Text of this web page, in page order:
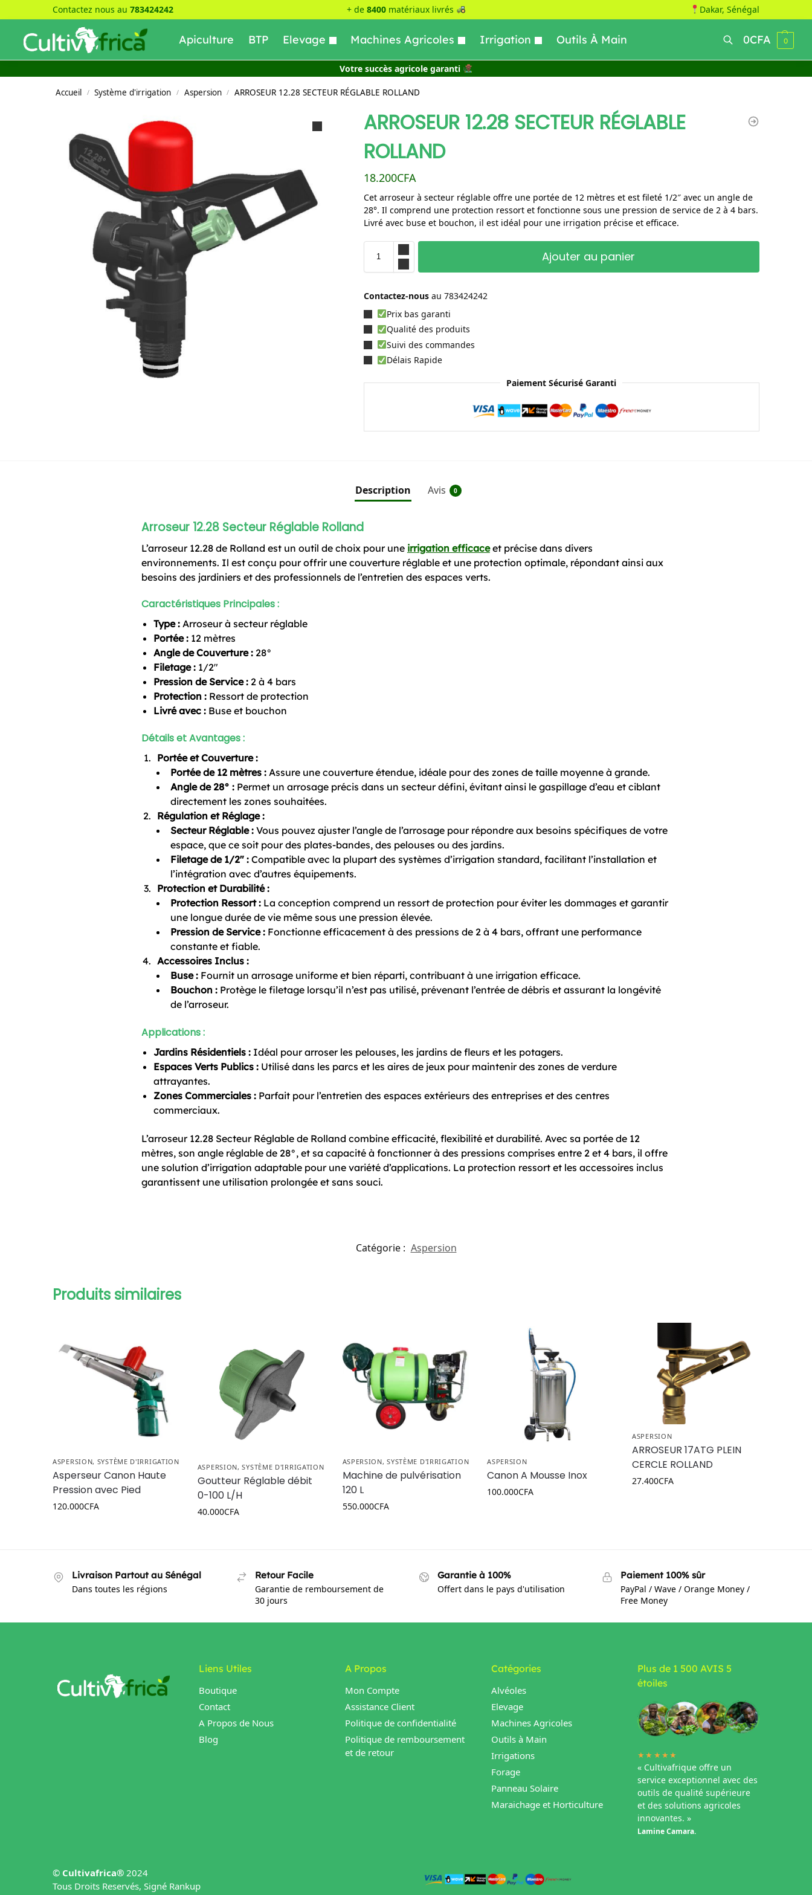
Contactez nous au 783424242 + de 8400matériaux livrés Dakar, Sénégal
Apiculture BTP Elevage Machines Agricoles Irrigation Outils À Main
Recherche
Recherche
0CFA 0
Votre succès agricole garanti
Accueil / Système d'irrigation / Aspersion / ARROSEUR 12.28 SECTEUR RÉGLABLE ROLLAND
ARROSEUR 12.28 SECTEUR RÉGLABLE
ROLLAND
18.200CFA
Cet arroseur à secteur réglable offre une portée de 12 mètres et est fileté 1/2″ avec un angle de
28°. Il comprend une protection ressort et fonctionne sous une pression de service de 2 à 4 bars.
Livré avec buse et bouchon, il est idéal pour une irrigation précise et efficace.
Ajouter au panier
Contactez-nous au 783424242
Prix bas garanti
Qualité des produits
Suivi des commandes
Délais Rapide
Paiement Sécurisé Garanti
Description Avis 0
Arroseur 12.28 Secteur Réglable Rolland
L’arroseur 12.28 de Rolland est un outil de choix pour une irrigation efficaceet précise dans divers
environnements. Il est conçu pour offrir une couverture réglable et une protection optimale, répondant ainsi aux
besoins des jardiniers et des professionnels de l’entretien des espaces verts.
Caractéristiques Principales :
Type :Arroseur à secteur réglable
Portée :12 mètres
Angle de Couverture :28°
Filetage :1/2″
Pression de Service :2 à 4 bars
Protection :Ressort de protection
Livré avec :Buse et bouchon
Détails et Avantages :
Portée et Couverture :
Portée de 12 mètres :Assure une couverture étendue, idéale pour des zones de taille moyenne à grande.
Angle de 28° :Permet un arrosage précis dans un secteur défini, évitant ainsi le gaspillage d’eau et ciblant
directement les zones souhaitées.
Régulation et Réglage :
Secteur Réglable :Vous pouvez ajuster l’angle de l’arrosage pour répondre aux besoins spécifiques de votre
espace, que ce soit pour des plates-bandes, des pelouses ou des jardins.
Filetage de 1/2″ :Compatible avec la plupart des systèmes d’irrigation standard, facilitant l’installation et
l’intégration avec d’autres équipements.
Protection et Durabilité :
Protection Ressort :La conception comprend un ressort de protection pour éviter les dommages et garantir
une longue durée de vie même sous une pression élevée.
Pression de Service :Fonctionne efficacement à des pressions de 2 à 4 bars, offrant une performance
constante et fiable.
Accessoires Inclus :
Buse :Fournit un arrosage uniforme et bien réparti, contribuant à une irrigation efficace.
Bouchon :Protège le filetage lorsqu’il n’est pas utilisé, prévenant l’entrée de débris et assurant la longévité
de l’arroseur.
Applications :
Jardins Résidentiels :Idéal pour arroser les pelouses, les jardins de fleurs et les potagers.
Espaces Verts Publics :Utilisé dans les parcs et les aires de jeux pour maintenir des zones de verdure
attrayantes.
Zones Commerciales :Parfait pour l’entretien des espaces extérieurs des entreprises et des centres
commerciaux.
L’arroseur 12.28 Secteur Réglable de Rolland combine efficacité, flexibilité et durabilité. Avec sa portée de 12
mètres, son angle réglable de 28°, et sa capacité à fonctionner à des pressions comprises entre 2 et 4 bars, il offre
une solution d’irrigation adaptable pour une variété d’applications. La protection ressort et les accessoires inclus
garantissent une utilisation prolongée et sans souci.
Catégorie : Aspersion
Produits similaires
ASPERSION, SYSTÈME D'IRRIGATION
Asperseur Canon Haute
Pression avec Pied
120.000CFA
ASPERSION,SYSTÈME D'IRRIGATION
Goutteur Réglable débit
0-100 L/H
40.000CFA
ASPERSION,SYSTÈME D'IRRIGATION
Machine de pulvérisation
120 L
550.000CFA
ASPERSION
Canon A Mousse Inox
100.000CFA
ASPERSION
ARROSEUR 17ATG PLEIN
CERCLE ROLLAND
27.400CFA
Livraison Partout au Sénégal
Dans toutes les régions
Retour Facile
Garantie de remboursement de
30 jours
Garantie à 100%
Offert dans le pays d'utilisation
Paiement 100% sûr
PayPal / Wave / Orange Money /
Free Money
Liens Utiles
Boutique
Contact
A Propos de Nous
Blog
A Propos
Mon Compte
Assistance Client
Politique de confidentialité
Politique de remboursement
et de retour
Catégories
Alvéoles
Elevage
Machines Agricoles
Outils à Main
Irrigations
Forage
Panneau Solaire
Maraichage et Horticulture
Plus de 1 500 AVIS 5
étoiles
★★★★★
« Cultivafrique offre un
service exceptionnel avec des
outils de qualité supérieure
et des solutions agricoles
innovantes. »
Lamine Camara.
© Cultivafrica® 2024
Tous Droits Reservés, Signé Rankup